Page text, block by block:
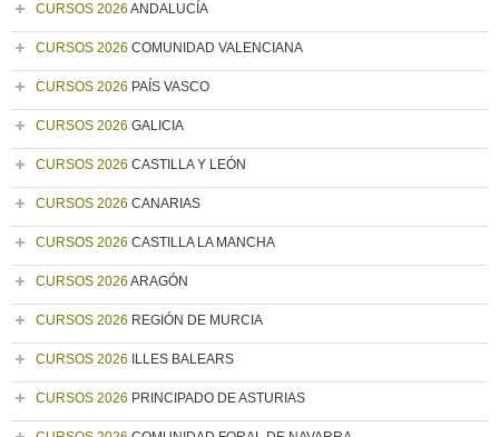
CURSOS 2026 ANDALUCÍA
CURSOS 2026 COMUNIDAD VALENCIANA
CURSOS 2026 PAÍS VASCO
CURSOS 2026 GALICIA
CURSOS 2026 CASTILLA Y LEÓN
CURSOS 2026 CANARIAS
CURSOS 2026 CASTILLA LA MANCHA
CURSOS 2026 ARAGÓN
CURSOS 2026 REGIÓN DE MURCIA
CURSOS 2026 ILLES BALEARS
CURSOS 2026 PRINCIPADO DE ASTURIAS